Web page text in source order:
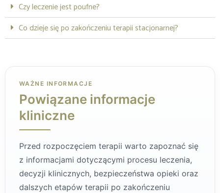
Czy leczenie jest poufne?
Co dzieje się po zakończeniu terapii stacjonarnej?
WAŻNE INFORMACJE
Powiązane informacje
kliniczne
Przed rozpoczęciem terapii warto zapoznać się
z informacjami dotyczącymi procesu leczenia,
decyzji klinicznych, bezpieczeństwa opieki oraz
dalszych etapów terapii po zakończeniu